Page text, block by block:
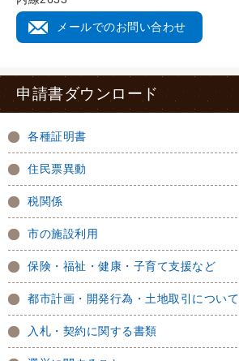
メールでのお問い合わせ
申請書ダウンロード
各種証明書
住民票異動
税関係
市の施設利用
保険・福祉・健康・子育て支援など
都市計画・開発行為・土地取引について
入札・契約に関する書類